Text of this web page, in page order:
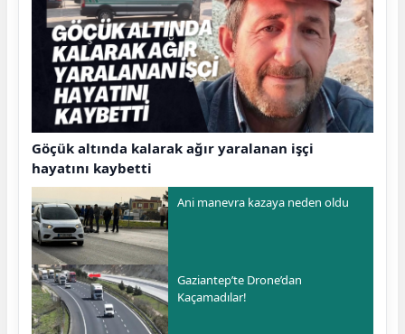
Göçük altında kalarak ağır yaralanan işçi
hayatını kaybetti
Ani manevra kazaya neden oldu
Gaziantep’te Drone’dan
Kaçamadılar!